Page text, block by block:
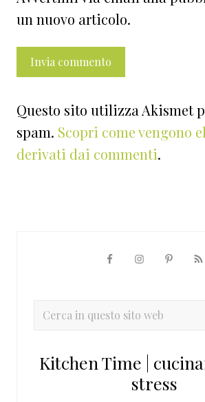
un nuovo articolo.
Questo sito utilizza Akismet
spam. Scopri come vengono
derivati dai commenti.
primaria
Cerca
sito
Kitchen Time |
stress